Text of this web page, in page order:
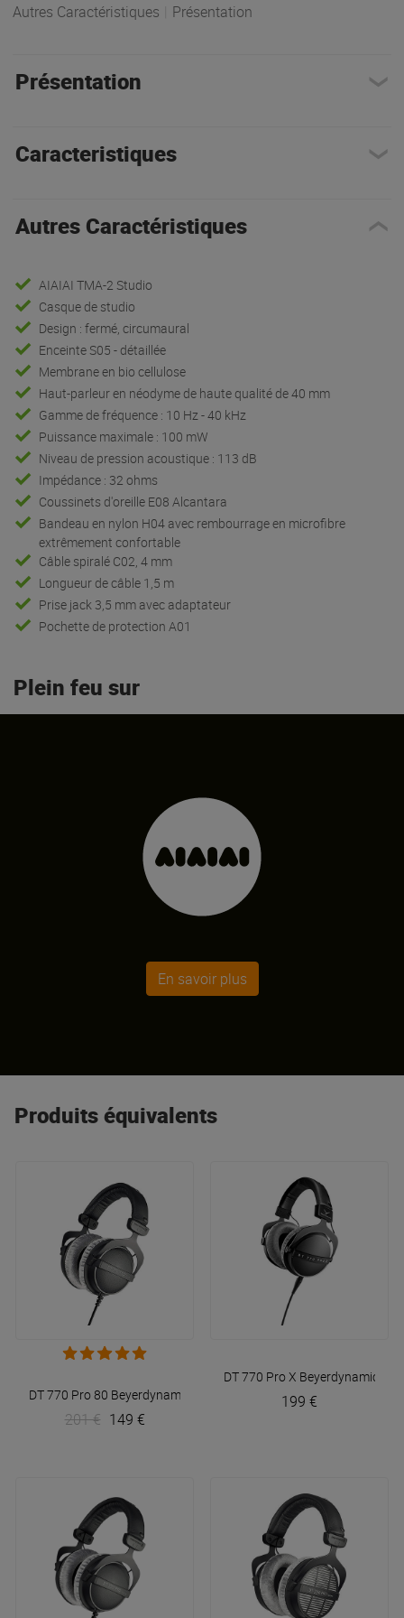
Autres Caractéristiques Présentation
Présentation
Caracteristiques
Autres Caractéristiques
AIAIAI TMA-2 Studio
Casque de studio
Design : fermé, circumaural
Enceinte S05 - détaillée
Membrane en bio cellulose
Haut-parleur en néodyme de haute qualité de 40 mm
Gamme de fréquence : 10 Hz - 40 kHz
Puissance maximale : 100 mW
Niveau de pression acoustique : 113 dB
Impédance : 32 ohms
Coussinets d'oreille E08 Alcantara
Bandeau en nylon H04 avec rembourrage en microfibre
extrêmement confortable
Câble spiralé C02, 4 mm
Longueur de câble 1,5 m
Prise jack 3,5 mm avec adaptateur
Pochette de protection A01
Plein feu sur
En savoir plus
Produits équivalents
DT 770 Pro 80 Beyerdynamic
201 € 149 €
DT 770 Pro X Beyerdynamic
199 €